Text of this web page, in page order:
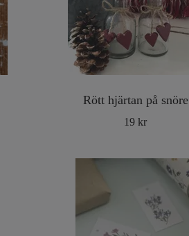
Rött hjärtan på snöre
19 kr